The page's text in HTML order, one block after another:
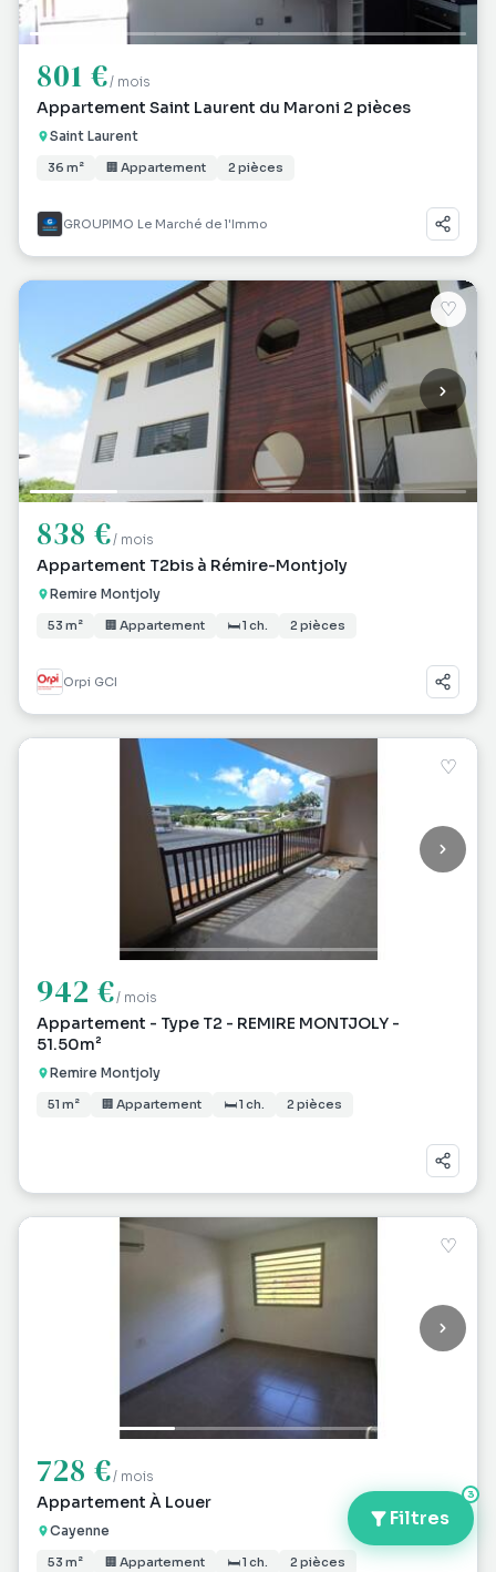
Filtres
3
801 €/ mois
Appartement Saint Laurent du Maroni 2 pièces
Saint Laurent
36 m² 🏢 Appartement 2 pièces
GROUPIMO Le Marché de l'Immo
♡
838 €/ mois
Appartement T2bis à Rémire-Montjoly
Remire Montjoly
53 m² 🏢 Appartement 🛏 1 ch. 2 pièces
Orpi GCI
♡
942 €/ mois
Appartement - Type T2 - REMIRE MONTJOLY -
51.50m²
Remire Montjoly
51 m² 🏢 Appartement 🛏 1 ch. 2 pièces
♡
728 €/ mois
Appartement À Louer
Cayenne
53 m² 🏢 Appartement 🛏 1 ch. 2 pièces